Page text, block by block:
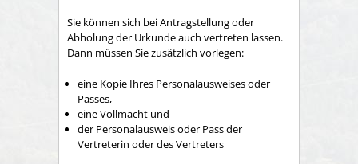
Sie können sich bei Antragstellung oder
Abholung der Urkunde auch vertreten lassen.
Dann müssen Sie zusätzlich vorlegen:
eine Kopie Ihres Personalausweises oder
Passes,
eine Vollmacht und
der Personalausweis oder Pass der
Vertreterin oder des Vertreters